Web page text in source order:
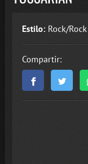
Estilo: Rock/
Compartir: